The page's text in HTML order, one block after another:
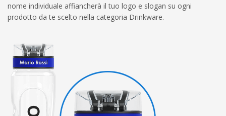
nome individuale affiancherà il tuo logo e slogan su ogni
prodotto da te scelto nella categoria Drinkware.